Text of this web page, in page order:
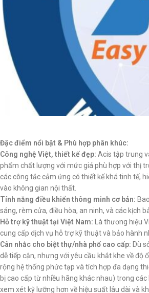
Đặc điểm nổi bật & Phù hợp phân khúc:
Công nghệ Việt, thiết kế đẹp: Acis tập trung
phẩm chất lượng với mức giá phù hợp với thị
các công tắc cảm ứng có thiết kế khá tinh tế,
vào không gian nội thất.
Tính năng điều khiển thông minh cơ bản:
sáng, rèm cửa, điều hòa, an ninh, và các kịch
Hỗ trợ kỹ thuật tại Việt Nam: Là thương hiệu
cung cấp dịch vụ hỗ trợ kỹ thuật và bảo hành
Cân nhắc cho biệt thự/nhà phố cao cấp: Dù
dễ tiếp cận, nhưng với yêu cầu khắt khe về độ
rộng hệ thống phức tạp và tích hợp đa dạng
bị cao cấp từ nhiều hãng khác nhau) trong
xem xét kỹ lưỡng hơn về hiệu suất lâu dài và